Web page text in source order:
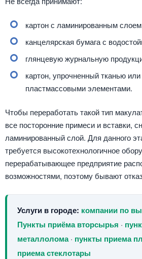
картон с ламинированным
канцелярская бумага с
глянцевую журнальную
картон, упрочненный тканью
пластмассовыми элементами.
Чтобы переработать такой тип
все посторонние примеси и вставки,
ламинированный слой. Для данного
требуется высокотехнологичное
перерабатывающее предприятие
возможностями, поэтому бывают
Услуги в городе: компании по
Пункты приёма вторсырья ·
металлолома· пункты приема
приема стеклотары